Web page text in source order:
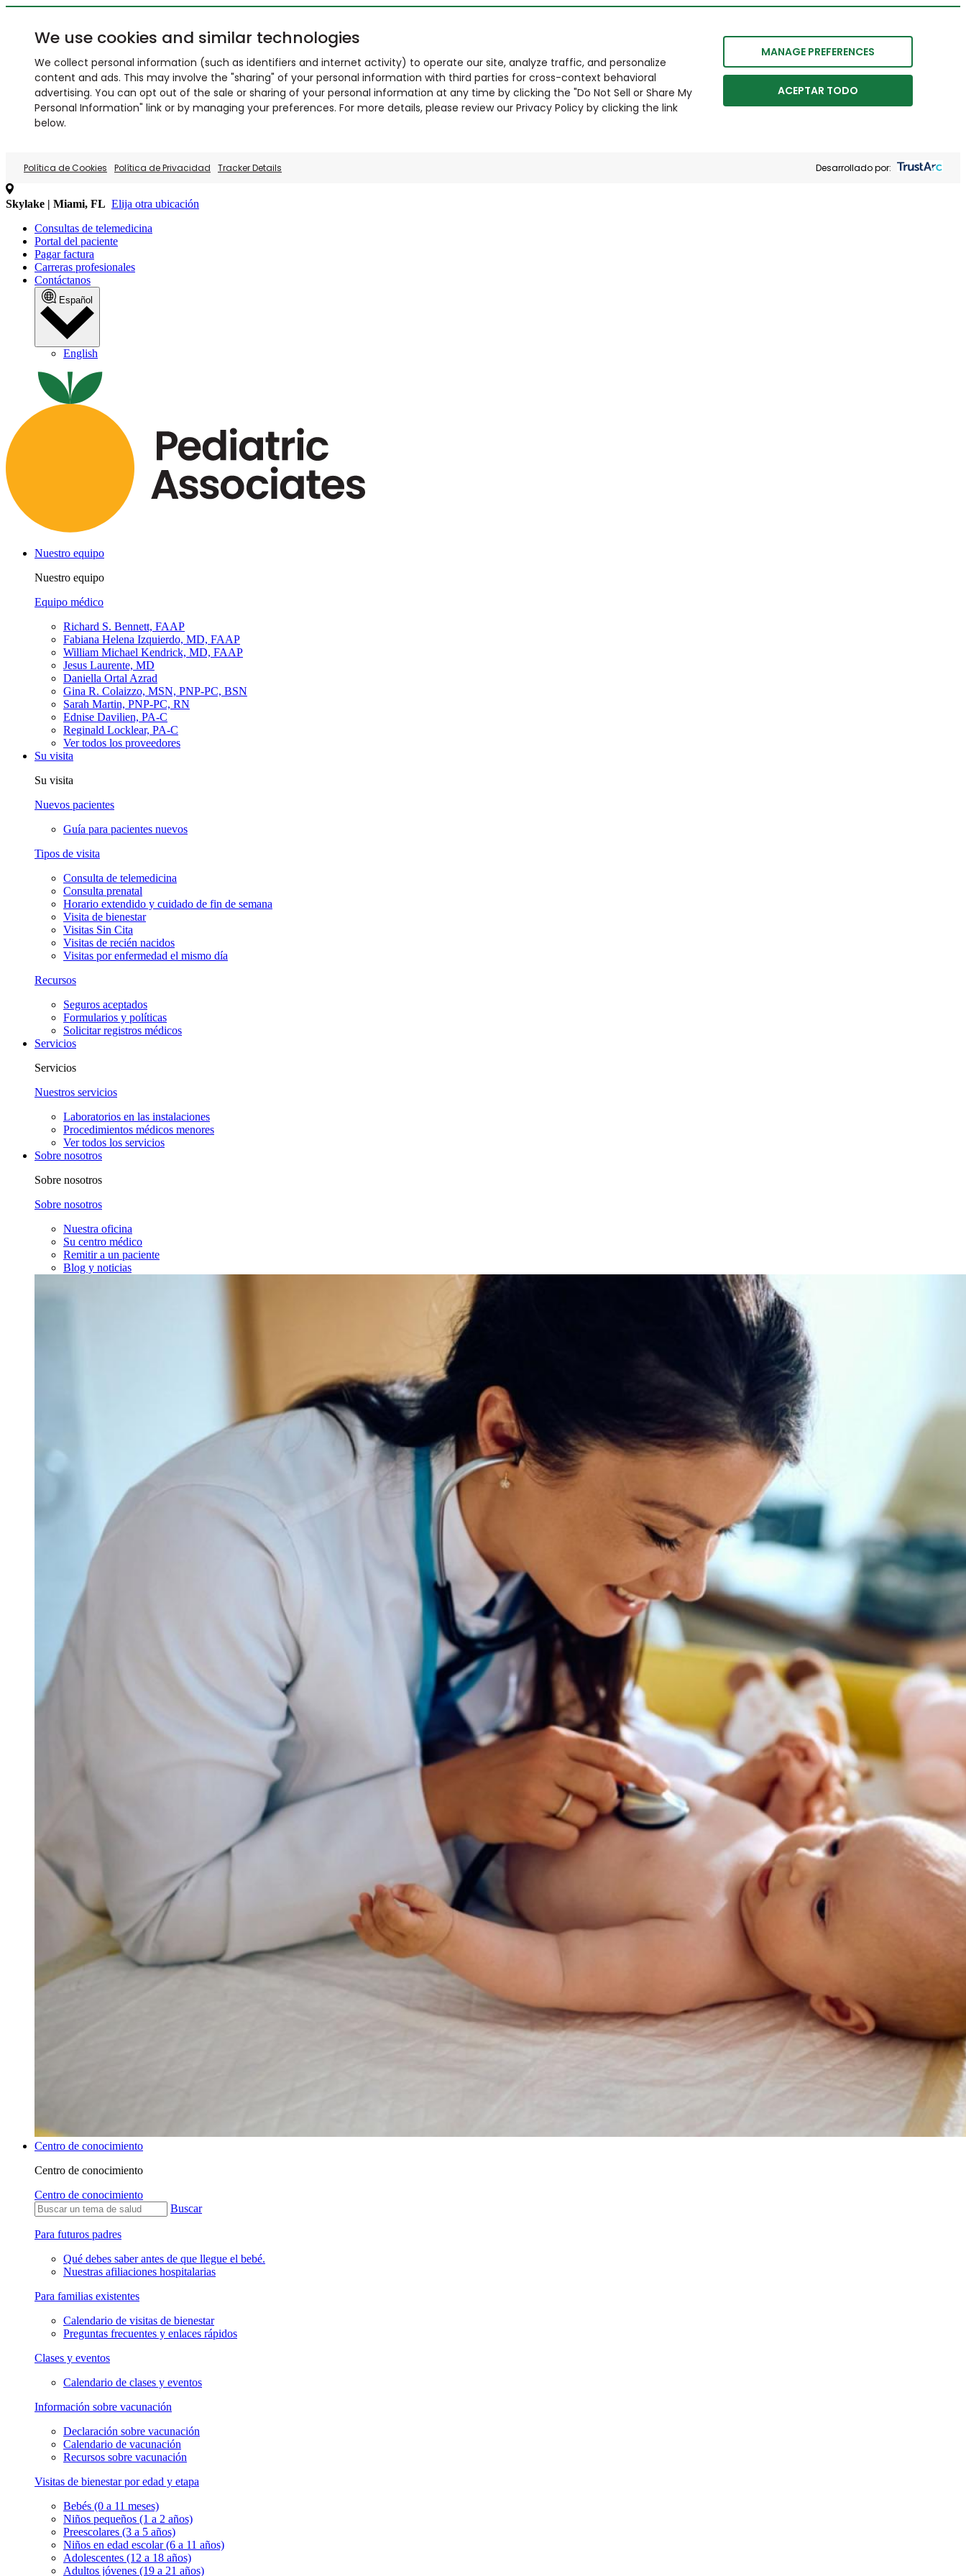
We use cookies and similar technologies
We collect personal information (such as identifiers and internet activity) to operate our site, analyze traffic, and personalize
content and ads. This may involve the "sharing" of your personal information with third parties for cross-context behavioral
advertising. You can opt out of the sale or sharing of your personal information at any time by clicking the "Do Not Sell or Share My
Personal Information" link or by managing your preferences. For more details, please review our Privacy Policy by clicking the link
below.
MANAGE PREFERENCES
ACEPTAR TODO
Política de Cookies Política de Privacidad Tracker Details Desarrollado por:
Skylake | Miami, FL Elija otra ubicación
Consultas de telemedicina
Portal del paciente
Pagar factura
Carreras profesionales
Contáctanos
Español
English
Nuestro equipo
Nuestro equipo
Equipo médico
Richard S. Bennett, FAAP
Fabiana Helena Izquierdo, MD, FAAP
William Michael Kendrick, MD, FAAP
Jesus Laurente, MD
Daniella Ortal Azrad
Gina R. Colaizzo, MSN, PNP-PC, BSN
Sarah Martin, PNP-PC, RN
Ednise Davilien, PA-C
Reginald Locklear, PA-C
Ver todos los proveedores
Su visita
Su visita
Nuevos pacientes
Guía para pacientes nuevos
Tipos de visita
Consulta de telemedicina
Consulta prenatal
Horario extendido y cuidado de fin de semana
Visita de bienestar
Visitas Sin Cita
Visitas de recién nacidos
Visitas por enfermedad el mismo día
Recursos
Seguros aceptados
Formularios y políticas
Solicitar registros médicos
Servicios
Servicios
Nuestros servicios
Laboratorios en las instalaciones
Procedimientos médicos menores
Ver todos los servicios
Sobre nosotros
Sobre nosotros
Sobre nosotros
Nuestra oficina
Su centro médico
Remitir a un paciente
Blog y noticias
Centro de conocimiento
Centro de conocimiento
Centro de conocimiento
Buscar
Para futuros padres
Qué debes saber antes de que llegue el bebé.
Nuestras afiliaciones hospitalarias
Para familias existentes
Calendario de visitas de bienestar
Preguntas frecuentes y enlaces rápidos
Clases y eventos
Calendario de clases y eventos
Información sobre vacunación
Declaración sobre vacunación
Calendario de vacunación
Recursos sobre vacunación
Visitas de bienestar por edad y etapa
Bebés (0 a 11 meses)
Niños pequeños (1 a 2 años)
Preescolares (3 a 5 años)
Niños en edad escolar (6 a 11 años)
Adolescentes (12 a 18 años)
Adultos jóvenes (19 a 21 años)